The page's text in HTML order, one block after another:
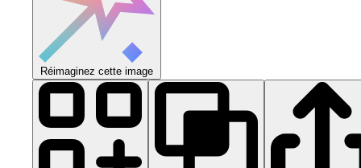
Réimaginez cette image